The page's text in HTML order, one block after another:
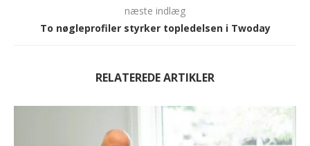
næste indlæg
To nøgleprofiler styrker topledelsen i Twoday
RELATEREDE ARTIKLER